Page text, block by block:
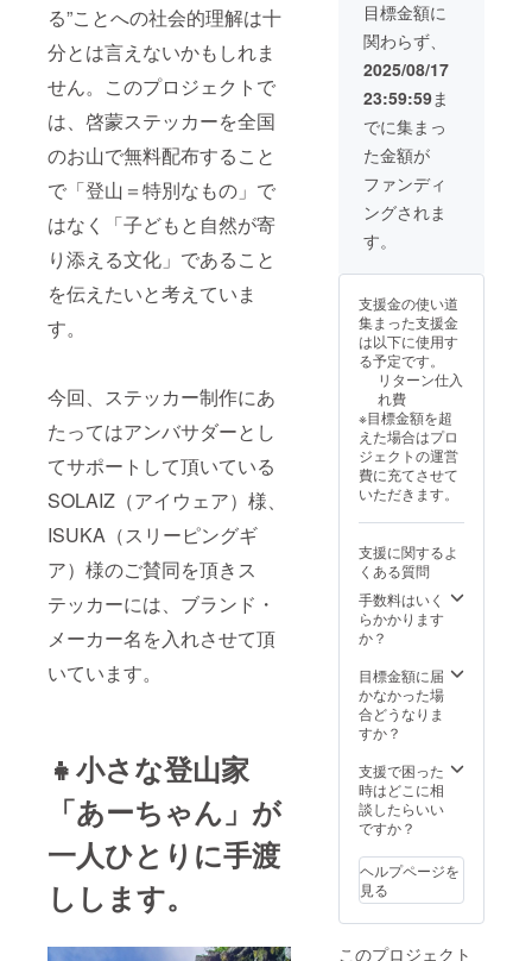
る”ことへの社会的理解は十
分とは言えないかもしれま
せん。このプロジェクトで
は、啓蒙ステッカーを全国
のお山で無料配布すること
で「登山＝特別なもの」で
はなく「子どもと自然が寄
り添える文化」であること
を伝えたいと考えていま
す。
今回、ステッカー制作にあ
たってはアンバサダーとし
てサポートして頂いている
SOLAIZ（アイウェア）様、
ISUKA（スリーピングギ
ア）様のご賛同を頂きス
テッカーには、ブランド・
メーカー名を入れさせて頂
いています。
👧小さな登山家
「あーちゃん」が
一人ひとりに手渡
しします。
クライ
ミング
中のポ
スト
カード
あー
ちゃん
のサイ
ン入り
（30cm
×15cm
） 【お
目標金額に
関わらず、
2025/08/17
23:59:59ま
でに集まっ
た金額が
ファンディ
ングされま
す。
支援金の使い道
集まった支援金
は以下に使用す
る予定です。
リターン仕入
れ費
※目標金額を超
えた場合はプロ
ジェクトの運営
費に充てさせて
いただきます。
支援に関するよ
くある質問
手数料はいく
らかかります
か？
目標金額に届
かなかった場
合どうなりま
すか？
支援で困った
時はどこに相
談したらいい
ですか？
ヘルプページを
見る
このプロジェクト